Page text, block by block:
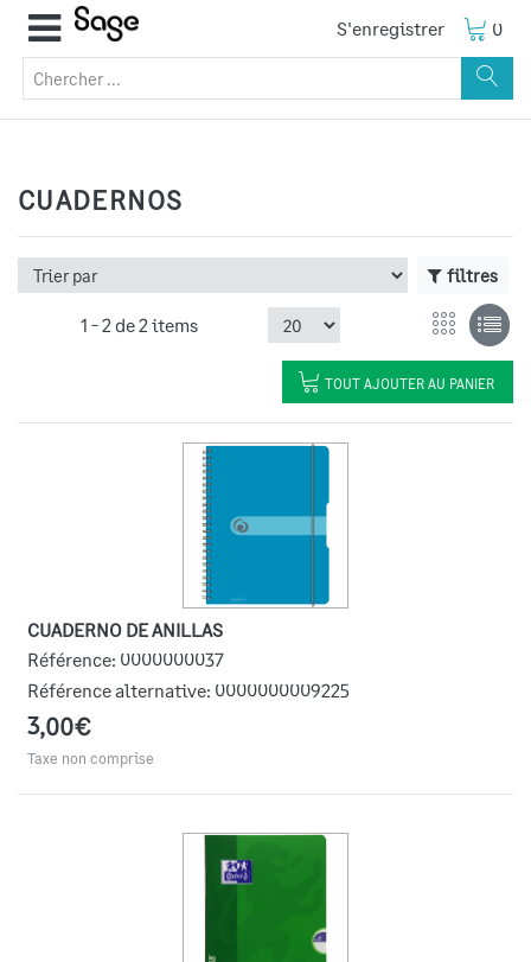
S'enregistrer 0
CUADERNOS
filtres
1 -2de2 items
TOUT AJOUTER AU PANIER
CUADERNO DE ANILLAS
Référence: 0000000037
Référence alternative: 0000000009225
3,00€
Taxe non comprise